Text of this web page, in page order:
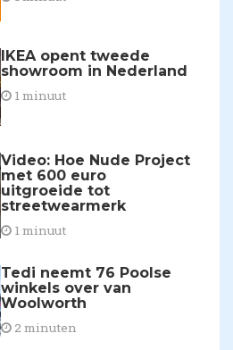
IKEA opent tweede
showroom in Nederland
1 minuut
Video: Hoe Nude Project
met 600 euro
uitgroeide tot
streetwearmerk
1 minuut
Tedi neemt 76 Poolse
winkels over van
Woolworth
2 minuten